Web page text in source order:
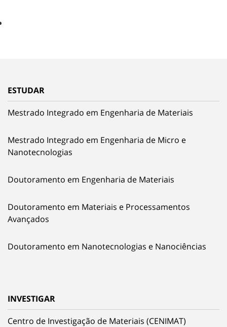
ESTUDAR
Mestrado Integrado em Engenharia de Materiais
Mestrado Integrado em Engenharia de Micro e
Nanotecnologias
Doutoramento em Engenharia de Materiais
Doutoramento em Materiais e Processamentos
Avançados
Doutoramento em Nanotecnologias e Nanociências
INVESTIGAR
Centro de Investigação de Materiais (CENIMAT)